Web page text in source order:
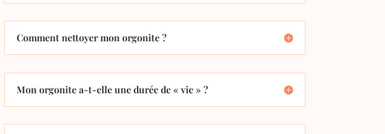
Comment nettoyer mon orgonite ?
Mon orgonite a-t-elle une durée de « vie » ?